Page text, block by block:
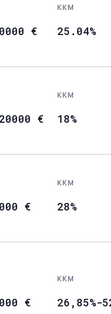
€
KKM
25.04%
€
KKM
18%
€
KKM
28%
€
KKM
26,85%-